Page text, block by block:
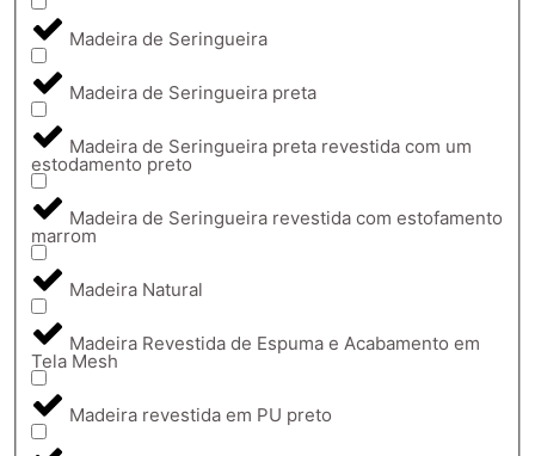
Madeira de Seringueira
Madeira de Seringueira preta
Madeira de Seringueira preta revestida com um
estodamento preto
Madeira de Seringueira revestida com estofamento
marrom
Madeira Natural
Madeira Revestida de Espuma e Acabamento em
Tela Mesh
Madeira revestida em PU preto